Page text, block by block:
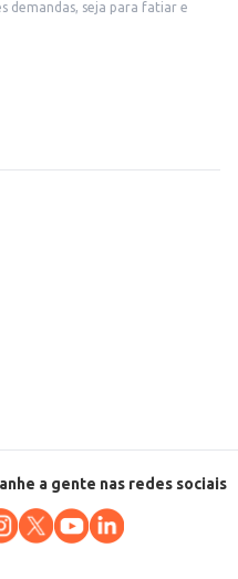
e a otimização do seu estoque.
a gente nas redes sociais